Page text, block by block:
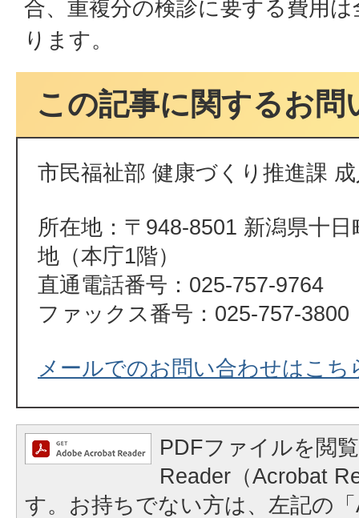
合、重複分の検診に要する費用
ります。
この記事に関するお問
市民福祉部 健康づくり推進課
所在地：〒948-8501 新潟県十
地（本庁1階）
直通電話番号：025-757-9764
ファックス番号：025-757-3800
メールでのお問い合わせはこち
PDFファイルを閲
Reader（Acrobat
す。お持ちでない方は、左記の